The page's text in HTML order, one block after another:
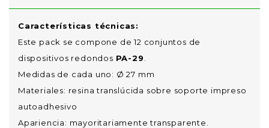
Características técnicas:
Este pack se compone de 12 conjuntos de
dispositivos redondos PA-29
Medidas de cada uno: Ø 27 mm
Materiales: resina translúcida sobre soporte impreso
autoadhesivo
Apariencia: mayoritariamente transparente.